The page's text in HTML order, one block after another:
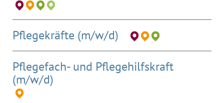
Pflegekräfte (m/w/d)
Pflegefach- und Pflegehilfskraft
(m/w/d)